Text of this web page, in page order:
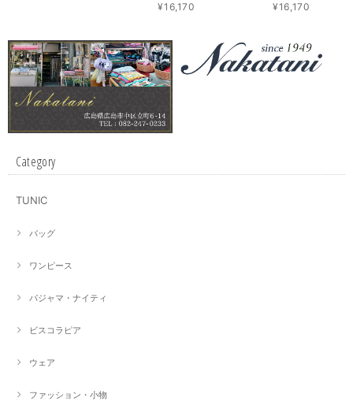
¥16,170
¥16,170
Category
TUNIC
バッグ
ワンピース
パジャマ・ナイティ
ビスコラピア
ウェア
ファッション・小物